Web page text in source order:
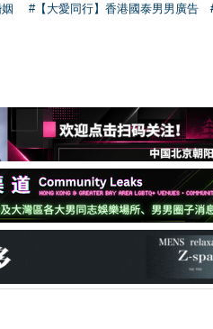
#【大愛同行】香港國泰男男廣告